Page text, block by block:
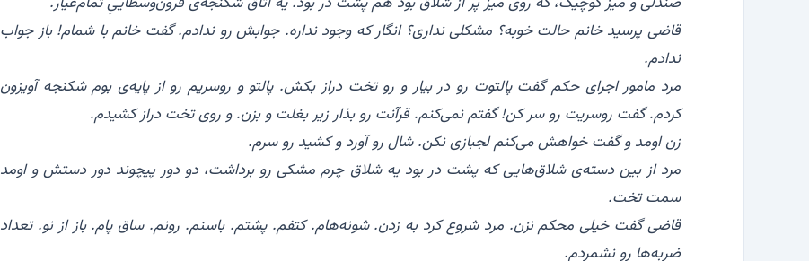
‏قاضی پرسید خانم حالت خوبه؟ مشکلی نداری؟ انگار که وجود نداره. جوابش رو ندادم. گفت خانم با شمام! باز جواب
ندادم.
‏مرد مامور اجرای حکم گفت پالتوت رو در بیار و رو تخت دراز بکش. پالتو و روسریم رو از پایه‌ی بوم شکنجه آویزون
کردم. گفت روسریت رو سر کن! گفتم نمی‌کنم. قرآنت رو بذار زیر بغلت و بزن. و روی تخت دراز کشیدم.
‏زن اومد و گفت خواهش می‌کنم لجبازی نکن. شال رو آورد و کشید رو سرم.
‏مرد از بین دسته‌ی شلاق‌هایی که پشت در بود یه شلاق چرم مشکی رو برداشت، دو دور پیچوند دور دستش و اومد
سمت تخت.
‏قاضی گفت خیلی محکم نزن. مرد شروع کرد به زدن. شونه‌هام. کتفم. پشتم. باسنم. رونم. ساق پام. باز از نو. تعداد
ضربه‌ها رو نشمردم.